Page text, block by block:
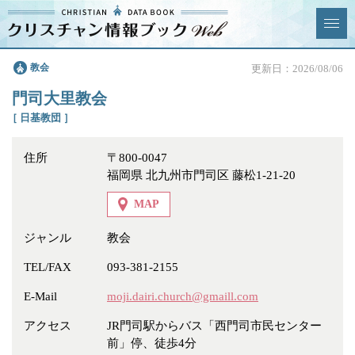
クリスチャン
情報ブックとは
News & Topics
よくあるご質問
教会 学校・幼稚園・神学校
特別集会奉仕者 医療・福祉
教会 更新日：2026/08/06
門司大里教会
［ 日基教団 ］
住所
〒800-0047
福岡県 北九州市門司区 藤松1-21-20
MAP
ジャンル 教会
TEL/FAX 093-381-2155
E-Mail moji.dairi.church@gmaill.com
アクセス
JR門司駅からバス「西門司市民センター
前」停、徒歩4分